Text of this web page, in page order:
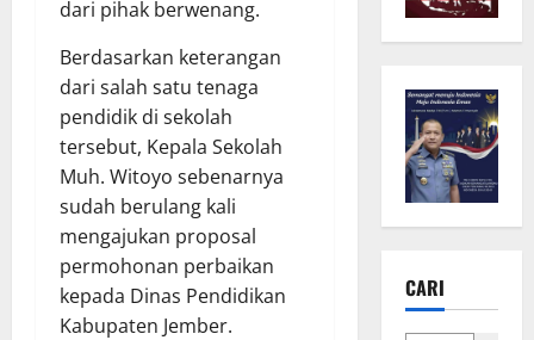
dari pihak berwenang.
Berdasarkan keterangan
dari salah satu tenaga
pendidik di sekolah
tersebut, Kepala Sekolah
Muh. Witoyo sebenarnya
sudah berulang kali
mengajukan proposal
permohonan perbaikan
kepada Dinas Pendidikan
Kabupaten Jember.
CARI